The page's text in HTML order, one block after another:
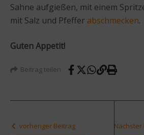
Sahne aufgießen, mit einem
mit Salz und Pfeffer abschmecken.
Guten Appetit!
Beitrag teilen
vorheriger Beitrag Nächster